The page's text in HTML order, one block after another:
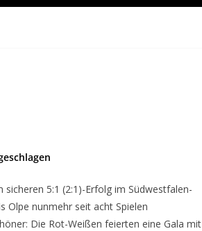
5:1 (2:1)-Erfolg im Südwestfalen-
Olpe nunmehr seit acht Spielen
Die Rot-Weißen feierten eine Gala mit